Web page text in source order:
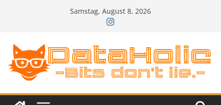
Samstag, August 8, 2026